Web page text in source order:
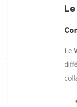
Le